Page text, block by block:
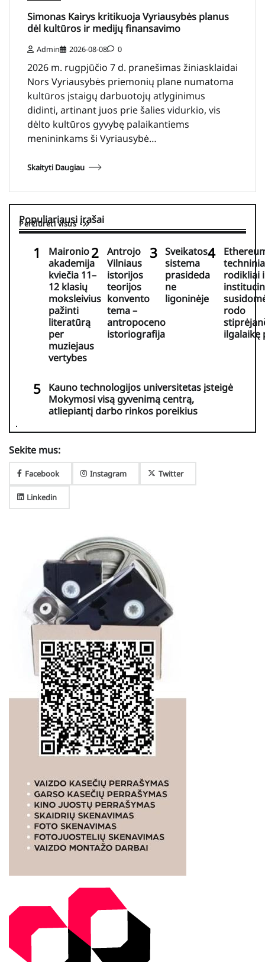
Simonas Kairys kritikuoja Vyriausybės planus
dėl kultūros ir medijų finansavimo
Admin 2026-08-08 0
2026 m. rugpjūčio 7 d. pranešimas žiniasklaidai
Nors Vyriausybės priemonių plane numatoma
kultūros įstaigų darbuotojų atlyginimus
didinti, artinant juos prie šalies vidurkio, vis
dėlto kultūros gyvybę palaikantiems
menininkams ši Vyriausybė…
Skaityti Daugiau
Populiariausi įrašai
Peržiūrėti visus
Maironio
akademija
kviečia 11–
12 klasių
moksleivius
pažinti
literatūrą
per
muziejaus
vertybes
Antrojo
Vilniaus
istorijos
teorijos
konvento
tema –
antropoceno
istoriografija
Sveikatos
sistema
prasideda
ne
ligoninėje
rodikliai
rodo
ilgalaikę
Kauno technologijos universitetas įsteigė
Mokymosi visą gyvenimą centrą,
atliepiantį darbo rinkos poreikius
Sekite mus:
Facebook Instagram Twitter
Linkedin